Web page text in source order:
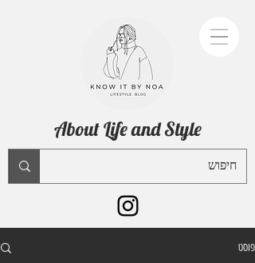
About Life and Style
פוסט